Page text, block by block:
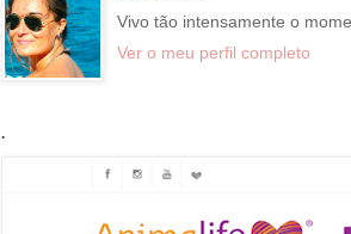
Vivo tão intensamente o
Ver o meu perfil completo
.